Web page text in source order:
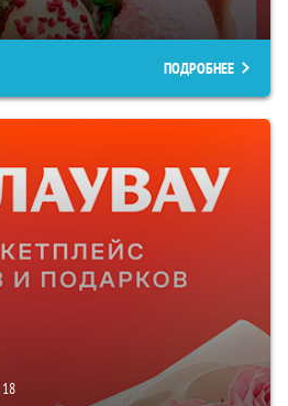
ПОДРОБНЕЕ
18